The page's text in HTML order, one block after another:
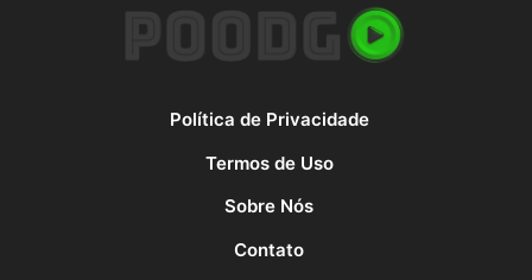
Política de Privacidade
Termos de Uso
Sobre Nós
Contato